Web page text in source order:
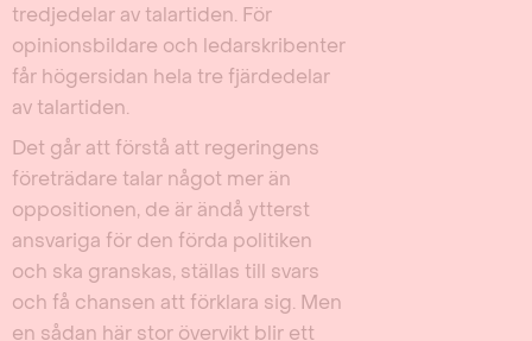
tredjedelar av talartiden. För
opinionsbildare och ledarskribenter
får högersidan hela tre fjärdedelar
av talartiden.
Det går att förstå att regeringens
företrädare talar något mer än
oppositionen, de är ändå ytterst
ansvariga för den förda politiken
och ska granskas, ställas till svars
och få chansen att förklara sig. Men
en sådan här stor övervikt blir ett